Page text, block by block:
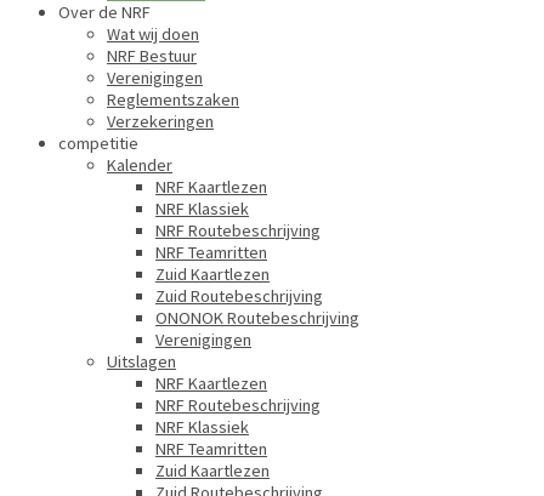
Over de NRF
Wat wij doen
NRF Bestuur
Verenigingen
Reglementszaken
Verzekeringen
competitie
Kalender
NRF Kaartlezen
NRF Klassiek
NRF Routebeschrijving
NRF Teamritten
Zuid Kaartlezen
Zuid Routebeschrijving
ONONOK Routebeschrijving
Verenigingen
Uitslagen
NRF Kaartlezen
NRF Routebeschrijving
NRF Klassiek
NRF Teamritten
Zuid Kaartlezen